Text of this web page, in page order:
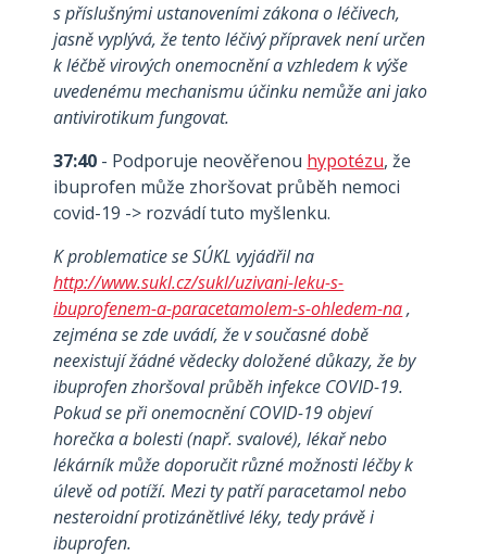
s příslušnými ustanoveními zákona o léčivech,
jasně vyplývá, že tento léčivý přípravek není určen
k léčbě virových onemocnění a vzhledem k výše
uvedenému mechanismu účinku nemůže ani jako
antivirotikum fungovat.
37:40 - Podporuje neověřenou hypotézu, že
ibuprofen může zhoršovat průběh nemoci
covid-19 -> rozvádí tuto myšlenku.
K problematice se SÚKL vyjádřil na
http://www.sukl.cz/sukl/uzivani-leku-s-
ibuprofenem-a-paracetamolem-s-ohledem-na,
zejména se zde uvádí, že v současné době
neexistují žádné vědecky doložené důkazy, že by
ibuprofen zhoršoval průběh infekce COVID-19.
Pokud se při onemocnění COVID-19 objeví
horečka a bolesti (např. svalové), lékař nebo
lékárník může doporučit různé možnosti léčby k
úlevě od potíží. Mezi ty patří paracetamol nebo
nesteroidní protizánětlivé léky, tedy právě i
ibuprofen.